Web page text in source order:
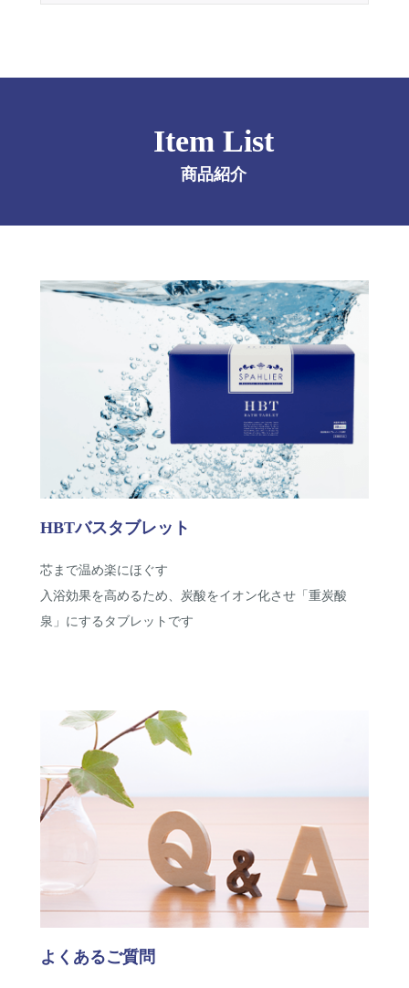
Item List
商品紹介
HBTバスタブレット
芯まで温め楽にほぐす
入浴効果を高めるため、炭酸をイオン化させ「重炭酸
泉」にするタブレットです
よくあるご質問